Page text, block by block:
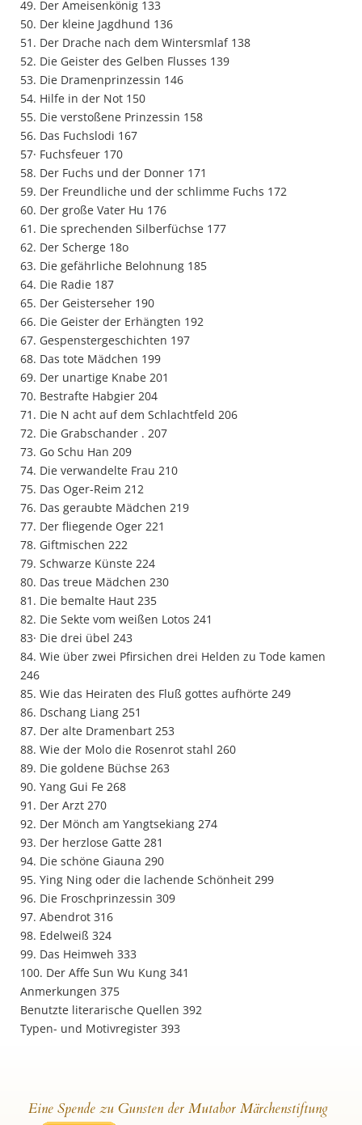
49. Der Ameisenkönig 133
50. Der kleine Jagdhund 136
51. Der Drache nach dem Wintersmlaf 138
52. Die Geister des Gelben Flusses 139
53. Die Dramenprinzessin 146
54. Hilfe in der Not 150
55. Die verstoßene Prinzessin 158
56. Das Fuchslodi 167
57· Fuchsfeuer 170
58. Der Fuchs und der Donner 171
59. Der Freundliche und der schlimme Fuchs 172
60. Der große Vater Hu 176
61. Die sprechenden Silberfüchse 177
62. Der Scherge 18o
63. Die gefährliche Belohnung 185
64. Die Radie 187
65. Der Geisterseher 190
66. Die Geister der Erhängten 192
67. Gespenstergeschichten 197
68. Das tote Mädchen 199
69. Der unartige Knabe 201
70. Bestrafte Habgier 204
71. Die N acht auf dem Schlachtfeld 206
72. Die Grabschander . 207
73. Go Schu Han 209
74. Die verwandelte Frau 210
75. Das Oger-Reim 212
76. Das geraubte Mädchen 219
77. Der fliegende Oger 221
78. Giftmischen 222
79. Schwarze Künste 224
80. Das treue Mädchen 230
81. Die bemalte Haut 235
82. Die Sekte vom weißen Lotos 241
83· Die drei übel 243
84. Wie über zwei Pfirsichen drei Helden zu Tode kamen
246
85. Wie das Heiraten des Fluß gottes aufhörte 249
86. Dschang Liang 251
87. Der alte Dramenbart 253
88. Wie der Molo die Rosenrot stahl 260
89. Die goldene Büchse 263
90. Yang Gui Fe 268
91. Der Arzt 270
92. Der Mönch am Yangtsekiang 274
93. Der herzlose Gatte 281
94. Die schöne Giauna 290
95. Ying Ning oder die lachende Schönheit 299
96. Die Froschprinzessin 309
97. Abendrot 316
98. Edelweiß 324
99. Das Heimweh 333
100. Der Affe Sun Wu Kung 341
Anmerkungen 375
Benutzte literarische Quellen 392
Typen- und Motivregister 393
Eine Spende zu Gunsten der Mutabor Märchenstiftung